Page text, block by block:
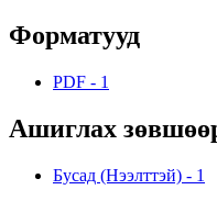
Форматууд
PDF - 1
Ашиглах
Бусад (Нээлттэй) - 1